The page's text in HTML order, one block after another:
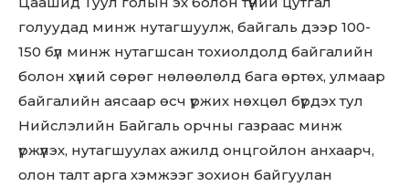
Don't miss
голуудад минж нутагшуулж, байгаль дээр 100-
150 бүл минж нутагшсан тохиолдолд байгалийн
болон хүний сөрөг нөлөөлөлд бага өртөх, улмаар
байгалийн аясаар өсч үржих нөхцөл бүрдэх тул
Нийслэлийн Байгаль орчны газраас минж
үржүүлэх, нутагшуулах ажилд онцгойлон анхаарч,
олон талт арга хэмжээг зохион байгуулан